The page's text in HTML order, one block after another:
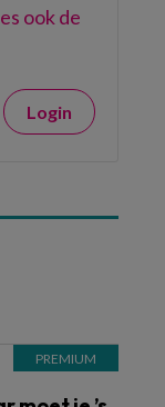
ook de
Login